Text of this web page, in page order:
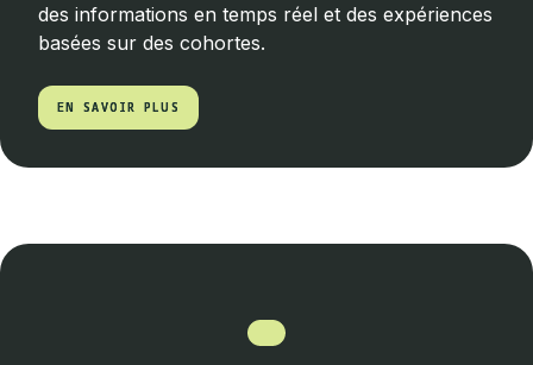
des informations en temps réel et des expériences
basées sur des cohortes.
EN SAVOIR PLUS
EN SAVOIR PLUS